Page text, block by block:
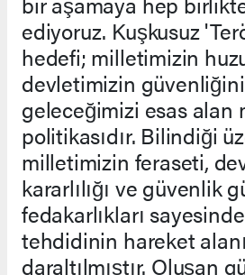
ediyoruz. Kuşkusuz
hedefi; milletimizin
devletimizin
geleceğimizi esas alan
politikasıdır. Bilindiği
milletimizin feraseti,
kararlılığı ve güvenlik
fedakarlıkları
tehdidinin hareket
daraltılmıştır. Oluşan